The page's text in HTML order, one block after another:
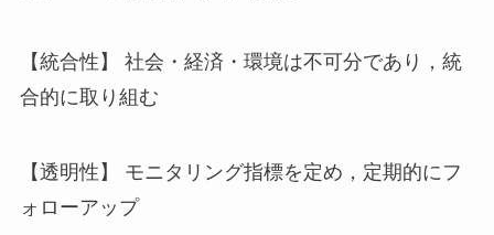
【統合性】 社会・経済・環境は不可分であり，統
合的に取り組む
【透明性】 モニタリング指標を定め，定期的にフ
ォローアップ